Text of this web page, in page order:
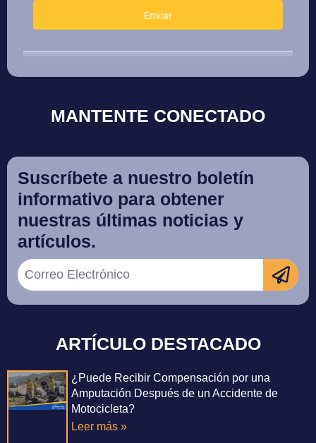
MANTENTE CONECTADO
Suscríbete a nuestro boletín
informativo para obtener
nuestras últimas noticias y
artículos.
ARTÍCULO DESTACADO
¿Puede Recibir Compensación por una
Amputación Después de un Accidente de
Motocicleta?
Leer más »